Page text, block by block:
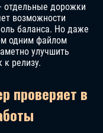
отдельные дорожки
возможности
баланса. Но даже
одним файлом
улучшить
к релизу.
проверяет в